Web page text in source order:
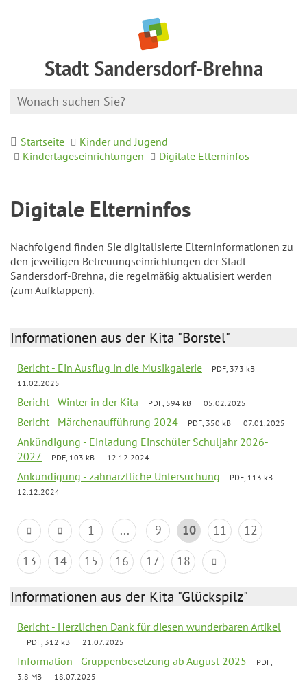
Stadt Sandersdorf-Brehna
Startseite
Kinder und Jugend
Kindertageseinrichtungen
Digitale Elterninfos
Digitale Elterninfos
Nachfolgend finden Sie digitalisierte Elterninformationen zu
den jeweiligen Betreuungseinrichtungen der Stadt
Sandersdorf-Brehna, die regelmäßig aktualisiert werden
(zum Aufklappen).
Informationen aus der Kita "Borstel"
Bericht - Ein Ausflug in die Musikgalerie
PDF, 373 kB
11.02.2025
Bericht - Winter in der Kita PDF, 594 kB 05.02.2025
Bericht - Märchenaufführung 2024 PDF, 350 kB 07.01.2025
Ankündigung - Einladung Einschüler Schuljahr 2026-
2027
PDF, 103 kB 12.12.2024
Ankündigung - zahnärztliche Untersuchung
PDF, 113 kB
12.12.2024
1 ... 9 10 11
12
13
14 15 16 17 18
Informationen aus der Kita "Glückspilz"
Bericht - Herzlichen Dank für diesen wunderbaren Artikel
PDF, 312 kB 21.07.2025
Information - Gruppenbesetzung ab August 2025
PDF,
3.8 MB
18.07.2025